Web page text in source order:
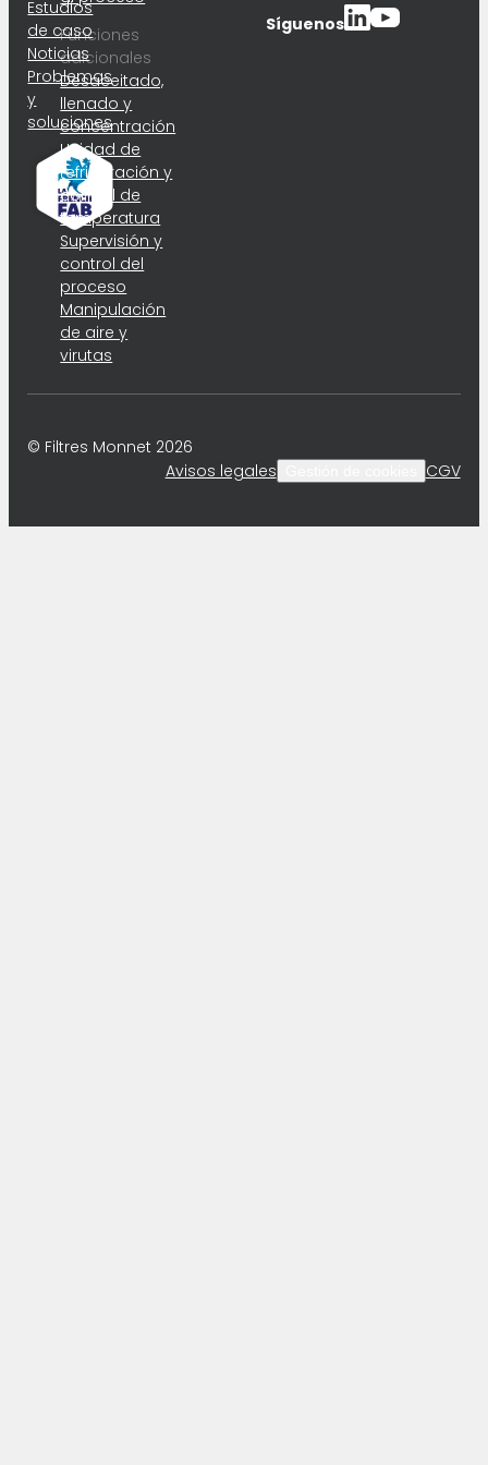
Estudios
de caso
Noticias
Problemas
y
soluciones
Funciones
adicionales
Desaceitado,
llenado y
concentración
Unidad de
refrigeración y
control de
temperatura
Supervisión y
control del
proceso
Manipulación
de aire y
virutas
Síguenos
© Filtres Monnet 2026
Avisos legales
CGV